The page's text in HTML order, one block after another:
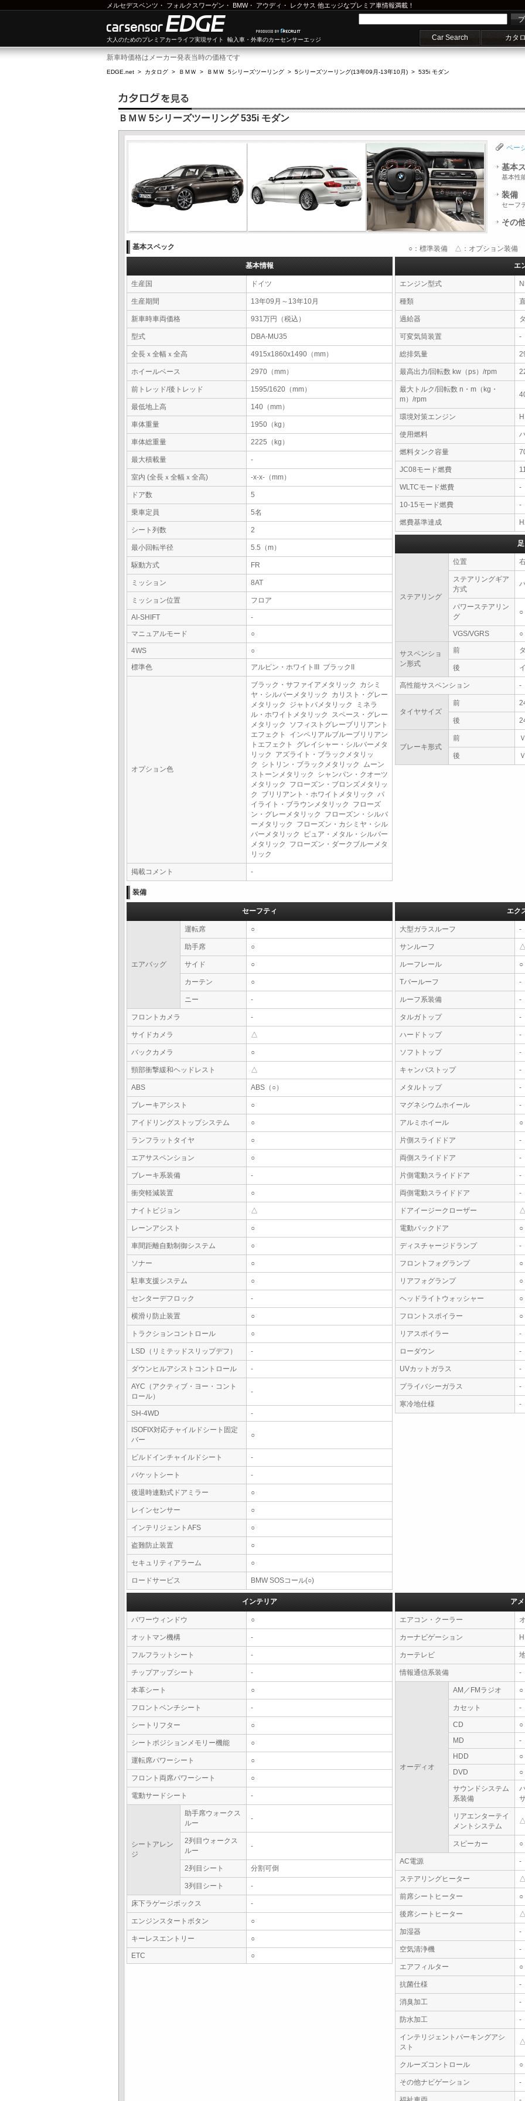
メルセデスベンツ ・ フォルクスワーゲン ・ BMW・ アウディ ・ レクサス 他エッジなプレミア車情報満載！
大人のためのプレミアカーライフ実現サイト 輸入車・外車のカーセンサーエッジ Car Search カタ
新車時価格はメーカー発表当時の価格です
EDGE.net > カタログ > ＢＭＷ > ＢＭＷ 5シリーズツーリング > 5シリーズツーリング(13年09月-13年10月) > 535i モダン
ＢＭＷ 5シリーズツーリング 535i モダン
ペー
基本
基本性
装備
セーフ
その
基本スペック ○：標準装備 △：オプション装備 -
基本情報
生産国 ドイツ
生産期間 13年09月～13年10月
新車時車両価格 931万円（税込）
型式 DBA-MU35
全長ｘ全幅ｘ全高 4915x1860x1490（mm）
ホイールベース 2970（mm）
前トレッド/後トレッド 1595/1620（mm）
最低地上高 140（mm）
車体重量 1950（kg）
車体総重量 2225（kg）
最大積載量 -
室内 (全長ｘ全幅ｘ全高) -x-x-（mm）
ドア数 5
乗車定員 5名
シート列数 2
最小回転半径 5.5（m）
駆動方式 FR
ミッション 8AT
ミッション位置 フロア
AI-SHIFT
-
マニュアルモード
○
4WS
○
標準色
アルピン・ホワイトIII ブラックII
オプション色
ブラック・サファイアメタリック カシミ
ヤ・シルバーメタリック カリスト・グレー
メタリック ジャトバメタリック ミネラ
ル・ホワイトメタリック スペース・グレー
メタリック ソフィストグレーブリリアント
エフェクト インペリアルブルーブリリアン
トエフェクト グレイシャー・シルバーメタ
リック アズライト・ブラックメタリッ
ク シトリン・ブラックメタリック ムーン
ストーンメタリック シャンパン・クオーツ
メタリック フローズン・ブロンズメタリッ
ク ブリリアント・ホワイトメタリック パ
イライト・ブラウンメタリック フローズ
ン・グレーメタリック フローズン・シルバ
ーメタリック フローズン・カシミヤ・シル
バーメタリック ピュア・メタル・シルバー
メタリック フローズン・ダークブルーメタ
リック
掲載コメント -
エ
エンジン型式
種類
過給器
可変気筒装置 -
総排気量
最高出力/回転数 kw（ps）/rpm
最大トルク/回転数 n・m（kg・
m）/rpm
環境対策エンジン
使用燃料
燃料タンク容量
JC08モード燃費
WLTCモード燃費 -
10-15モード燃費 -
燃費基準達成
ステアリング
位置
ステアリングギア
方式
パワーステアリン
グ
○
VGS/VGRS ○
サスペンショ
ン形式
前
後
高性能サスペンション -
タイヤサイズ
前
後
ブレーキ形式
前
後
装備
セーフティ
エアバッグ
運転席 ○
助手席 ○
サイド ○
カーテン ○
ニー -
フロントカメラ -
サイドカメラ △
バックカメラ ○
頸部衝撃緩和ヘッドレスト △
ABS ABS（○）
ブレーキアシスト ○
アイドリングストップシステム ○
ランフラットタイヤ ○
エアサスペンション ○
ブレーキ系装備 -
衝突軽減装置 ○
ナイトビジョン △
レーンアシスト ○
車間距離自動制御システム ○
ソナー ○
駐車支援システム ○
センターデフロック -
横滑り防止装置 ○
トラクションコントロール ○
LSD（リミテッドスリップデフ） -
ダウンヒルアシストコントロール -
AYC（アクティブ・ヨー・コント
ロール）
-
SH-4WD
-
ISOFIX対応チャイルドシート固定
バー
○
ビルドインチャイルドシート -
バケットシート -
後退時連動式ドアミラー ○
レインセンサー ○
インテリジェントAFS ○
盗難防止装置 ○
セキュリティアラーム ○
ロードサービス BMW SOSコール(○)
エク
大型ガラスルーフ -
サンルーフ
ルーフレール ○
Tバールーフ -
ルーフ系装備 -
タルガトップ -
ハードトップ -
ソフトトップ -
キャンバストップ -
メタルトップ -
マグネシウムホイール -
アルミホイール ○
片側スライドドア -
両側スライドドア -
片側電動スライドドア -
両側電動スライドドア -
ドアイージークローザー
電動バックドア ○
ディスチャージドランプ -
フロントフォグランプ ○
リアフォグランプ ○
ヘッドライトウォッシャー ○
フロントスポイラー ○
リアスポイラー -
ローダウン -
UVカットガラス -
プライバシーガラス -
寒冷地仕様 -
インテリア
パワーウィンドウ ○
オットマン機構 -
フルフラットシート -
チップアップシート -
本革シート ○
フロントベンチシート -
シートリフター ○
シートポジションメモリー機能 ○
運転席パワーシート ○
フロント両席パワーシート ○
電動サードシート -
シートアレン
ジ
助手席ウォークス
ルー
-
2列目ウォークス
ルー
-
2列目シート 分割可倒
3列目シート -
床下ラゲージボックス -
エンジンスタートボタン ○
キーレスエントリー ○
ETC ○
ア
エアコン・クーラー
カーナビゲーション
カーテレビ
情報通信系装備 -
オーディオ
AM／FMラジオ ○
カセット -
CD
○
MD
-
HDD
○
DVD
○
サウンドシステム
系装備
リアエンターテイ
メントシステム
スピーカー ○
AC電源 -
ステアリングヒーター
前席シートヒーター ○
後席シートヒーター
加湿器 -
空気清浄機 -
エアフィルター ○
抗菌仕様 -
消臭加工 -
防水加工 -
インテリジェントパーキングアシ
スト
クルーズコントロール ○
その他ナビゲーション -